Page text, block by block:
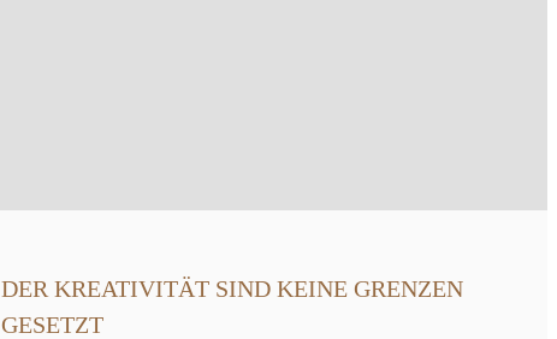
DER KREATIVITÄT SIND KEINE GRENZEN
GESETZT